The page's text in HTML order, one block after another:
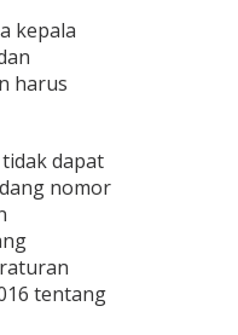
kepala
harus
dapat
nomor
tentang